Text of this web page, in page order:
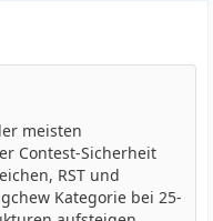
meisten
Contest-Sicherheit
RST und
Kategorie bei 25-